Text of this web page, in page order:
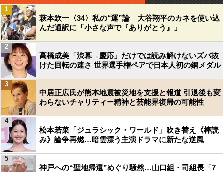
萩本欽一〈34〉私の“運”論 大谷翔平のカネを使い込
んだ通訳に「小さな声で『ありがとう』」
1
高橋成美「渋幕→慶応」だけでは読み解けないズバ抜
けた回転の速さ 世界選手権ペアで日本人初の銅メダル
2
中居正広氏が熊本地震被災地を支援と報道 引退後も変
わらないチャリティー精神と芸能界復帰の可能性
3
松本若菜「ジュラシック・ワールド」吹き替え《棒読
み》論争再燃…暗雲漂う主演ドラマに新たな逆風
4
神戸への“聖地帰還”めぐり騒然…山口組・司組長「7
5